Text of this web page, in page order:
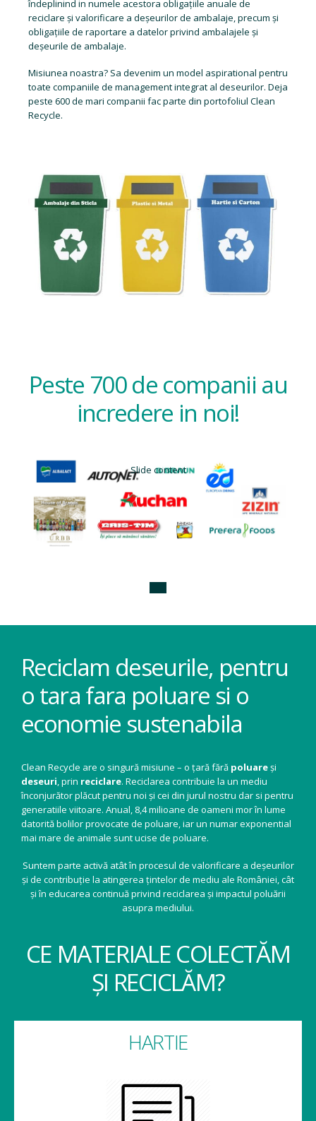
îndeplinind in numele acestora obligațiile anuale de
reciclare și valorificare a deșeurilor de ambalaje, precum și
obligațiile de raportare a datelor privind ambalajele și
deșeurile de ambalaje.
Misiunea noastra? Sa devenim un model aspirational pentru
toate companiile de management integrat al deseurilor. Deja
peste 600 de mari companii fac parte din portofoliul Clean
Recycle.
Peste 700 de companii au
incredere in noi!
Slide content
Reciclam deseurile, pentru
o tara fara poluare si o
economie sustenabila
Clean Recycle are o singură misiune – o țară fără poluareși
deseuri, prin reciclare. Reciclarea contribuie la un mediu
înconjurător plăcut pentru noi și cei din jurul nostru dar si pentru
generatiile viitoare. Anual, 8,4 milioane de oameni mor în lume
datorită bolilor provocate de poluare, iar un numar exponential
mai mare de animale sunt ucise de poluare.
Suntem parte activă atât în procesul de valorificare a deșeurilor
și de contribuție la atingerea țintelor de mediu ale României, cât
și în educarea continuă privind reciclarea și impactul poluării
asupra mediului.
CE MATERIALE COLECTĂM
ȘI RECICLĂM?
HARTIE